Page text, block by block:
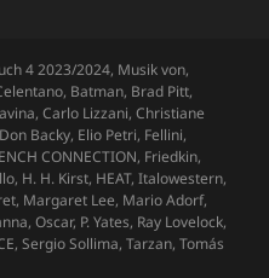
4 2023/2024, Musik von,
, Batman, Brad Pitt,
,Carlo Lizzani,Christiane
Don Backy, Elio Petri, Fellini,
CONNECTION, Friedkin,
, H. H. Kirst, HEAT,Italowestern,
, Margaret Lee, Mario Adorf,
,Oscar, P. Yates, Ray Lovelock,
,Sergio Sollima,Tarzan,Tomás